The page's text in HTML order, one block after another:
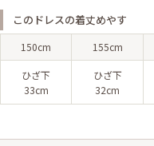
このドレスの着丈めやす
150cm 155cm
ひざ下
33cm
ひざ下
32cm